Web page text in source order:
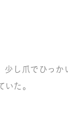
少し爪でひっ
た。